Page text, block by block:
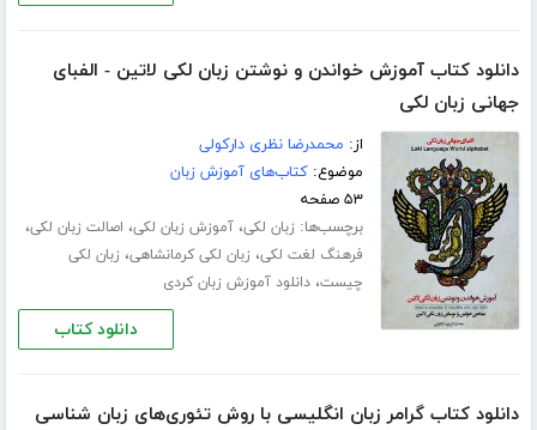
دانلود کتاب آموزش خواندن و نوشتن زبان لکی لاتین - الفبای
جهانی زبان لکی
از: محمدرضا نظری دارکولی
موضوع:کتاب‌های آموزش زبان
۵۳ صفحه
برچسب‌ها: زبان لکی،آموزش زبان لکی، اصالت زبان لکی،
فرهنگ لغت لکی، زبان لکی کرمانشاهی، زبان لکی
چیست،دانلود آموزش زبان کردی
دانلود کتاب
دانلود کتاب گرامر زبان انگلیسی با روش تئوری‌های زبان شناسی